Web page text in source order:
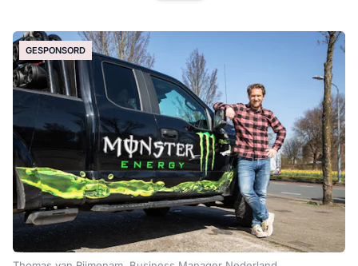
GESPONSORD